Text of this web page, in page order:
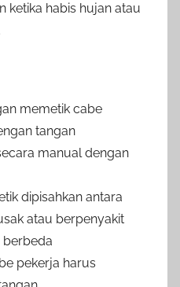
ketika habis hujan atau
memetik cabe
tangan
manual dengan
dipisahkan antara
atau berpenyakit
berbeda
pekerja harus